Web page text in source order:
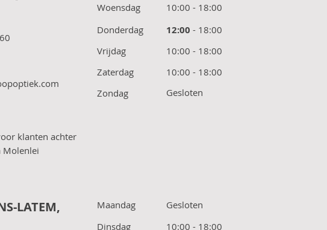
Woensdag
10:00 - 18:00
Donderdag
12:00 - 18:00
Vrijdag
10:00 - 18:00
Zaterdag
10:00 - 18:00
Zondag
Gesloten
klanten achter
Molenlei
LATEM,
Maandag
Gesloten
Dinsdag
10:00 - 18:00